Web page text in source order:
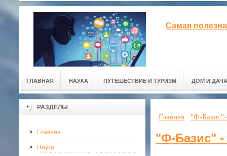
Самая
ГЛАВНАЯ НАУКА ПУТЕШЕСТВИЕ И ТУРИЗМ ДОМ И ДАЧА
РАЗДЕЛЫ
Главная
Наука
Главная "Ф-Базис"
"Ф-Базис"